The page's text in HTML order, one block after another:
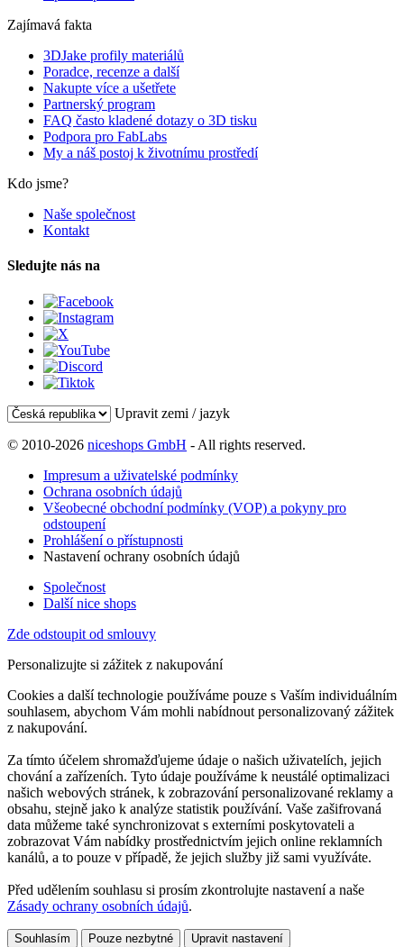
Zajímavá fakta
3DJake profily materiálů
Poradce, recenze a další
Nakupte více a ušetřete
Partnerský program
FAQ často kladené dotazy o 3D tisku
Podpora pro FabLabs
My a náš postoj k životnímu prostředí
Kdo jsme?
Naše společnost
Kontakt
Sledujte nás na
Upravit zemi / jazyk
© 2010-2026 niceshops GmbH - All rights reserved.
Impresum a uživatelské podmínky
Ochrana osobních údajů
Všeobecné obchodní podmínky (VOP) a pokyny pro
odstoupení
Prohlášení o přístupnosti
Nastavení ochrany osobních údajů
Společnost
Další nice shops
Zde odstoupit od smlouvy
Personalizujte si zážitek z nakupování
Cookies a další technologie používáme pouze s Vaším individuálním
souhlasem, abychom Vám mohli nabídnout personalizovaný zážitek
z nakupování.
Za tímto účelem shromažďujeme údaje o našich uživatelích, jejich
chování a zařízeních. Tyto údaje používáme k neustálé optimalizaci
našich webových stránek, k zobrazování personalizované reklamy a
obsahu, stejně jako k analýze statistik používání. Vaše zašifrovaná
data můžeme také synchronizovat s externími poskytovateli a
zobrazovat Vám nabídky prostřednictvím jejich online reklamních
kanálů, a to pouze v případě, že jejich služby již sami využíváte.
Před udělením souhlasu si prosím zkontrolujte nastavení a naše
Zásady ochrany osobních údajů.
Souhlasím Pouze nezbytné Upravit nastavení